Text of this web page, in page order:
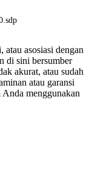
asosiasi dengan
di sini bersumber
akurat, atau sudah
atau garansi
menggunakan